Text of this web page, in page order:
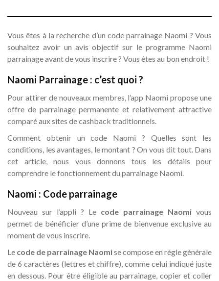
Vous êtes à la recherche d’un code parrainage Naomi ? Vous
souhaitez avoir un avis objectif sur le programme Naomi
parrainage avant de vous inscrire ? Vous êtes au bon endroit !
Naomi Parrainage : c’est quoi ?
Pour attirer de nouveaux membres, l’app Naomi propose une
offre de parrainage permanente et relativement attractive
comparé aux sites de cashback traditionnels.
Comment obtenir un code Naomi ? Quelles sont les
conditions, les avantages, le montant ? On vous dit tout. Dans
cet article, nous vous donnons tous les détails pour
comprendre le fonctionnement du parrainage Naomi.
Naomi : Code parrainage
Nouveau sur l’appli ? Le code parrainage Naomi vous
permet de bénéficier d’une prime de bienvenue exclusive au
moment de vous inscrire.
Le code de parrainage Naomise compose en règle générale
de 6 caractères (lettres et chiffre), comme celui indiqué juste
en dessous. Pour être éligible au parrainage, copier et coller